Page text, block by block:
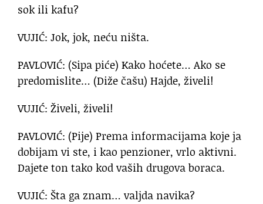
sok ili kafu?
VUJIĆ: Jok, jok, neću ništa.
PAVLOVIĆ: (Sipa piće) Kako hoćete… Ako se
predomislite… (Diže čašu) Hajde, živeli!
VUJIĆ: Živeli, živeli!
PAVLOVIĆ: (Pije) Prema informacijama koje ja
dobijam vi ste, i kao penzioner, vrlo aktivni.
Dajete ton tako kod vaših drugova boraca.
VUJIĆ: Šta ga znam… valjda navika?